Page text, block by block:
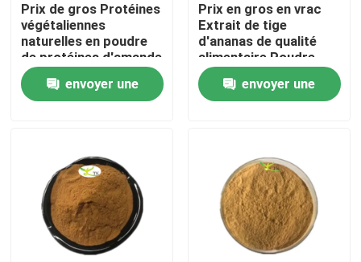
À la maison
Produits
Visite de l'usine
Contrôle de la qualité
Prix ​​de gros Protéines
végétaliennes
naturelles en poudre
de protéines d'amande
40 % 50 % 60 %
envoyer une
Prix en gros en vrac
Extrait de tige
d'ananas de qualité
alimentaire Poudre
d'enzyme de
bromélaïne
1200/2400 GDU
envoyer une